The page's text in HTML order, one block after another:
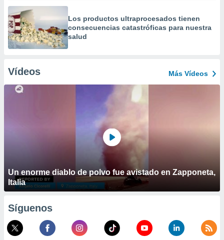
Los productos ultraprocesados ​​tienen
consecuencias catastróficas para nuestra
salud
Vídeos Más Vídeos
Un enorme diablo de polvo fue avistado en Zapponeta,
Italia
Síguenos